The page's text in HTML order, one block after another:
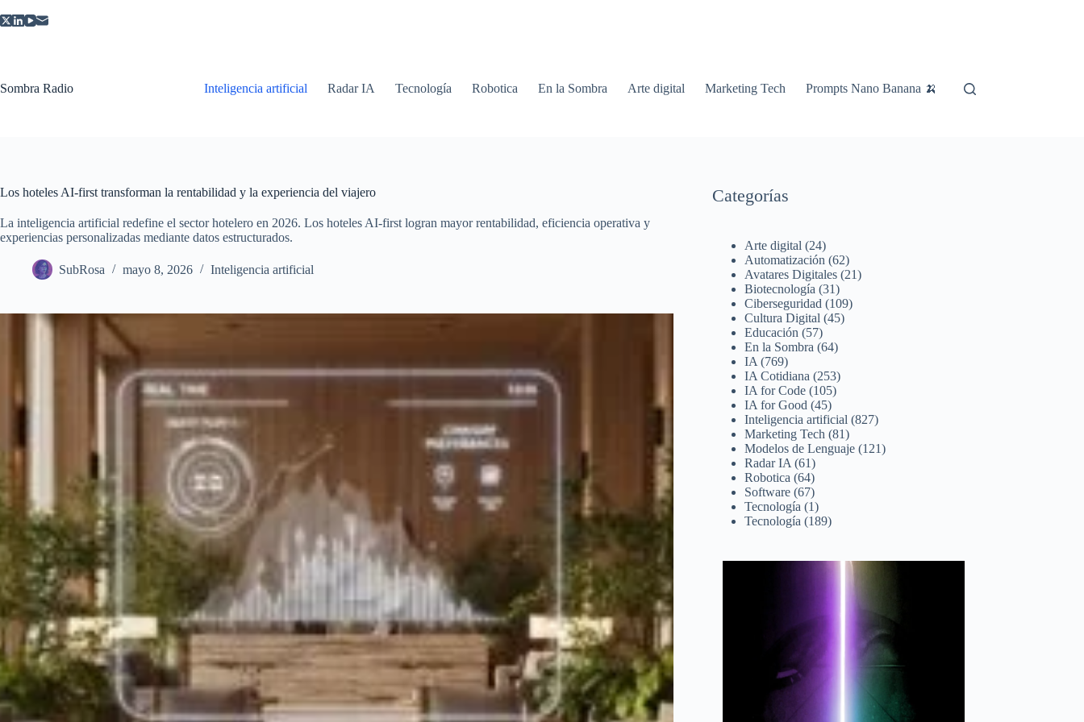
al
Sombra Radio Inteligencia artificial Radar IA Tecnología Robotica En la Sombra Arte digital Marketing Tech Prompts Nano Banana 🍌
Los hoteles AI-first transforman la rentabilidad y la experiencia del viajero
La inteligencia artificial redefine el sector hotelero en 2026. Los hoteles AI-first logran mayor rentabilidad, eficiencia operativa y
experiencias personalizadas mediante datos estructurados.
SubRosa mayo 8, 2026 Inteligencia artificial
Categorías
Arte digital (24)
Automatización (62)
Avatares Digitales (21)
Biotecnología (31)
Ciberseguridad (109)
Cultura Digital (45)
Educación (57)
En la Sombra (64)
IA (769)
IA Cotidiana (253)
IA for Code (105)
IA for Good (45)
Inteligencia artificial (827)
Marketing Tech (81)
Modelos de Lenguaje (121)
Radar IA (61)
Robotica (64)
Software (67)
Tecnología (1)
Tecnología (189)